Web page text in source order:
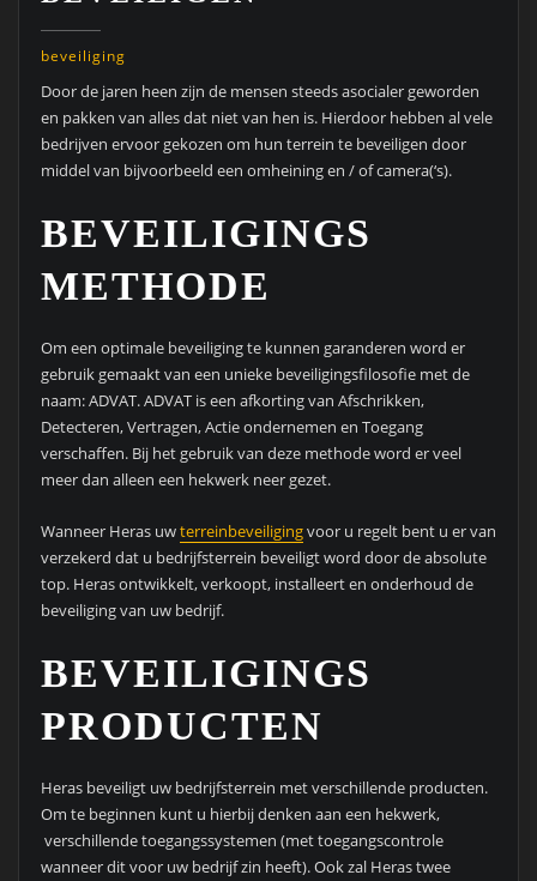
beveiliging
Door de jaren heen zijn de mensen steeds asocialer geworden
en pakken van alles dat niet van hen is. Hierdoor hebben al vele
bedrijven ervoor gekozen om hun terrein te beveiligen door
middel van bijvoorbeeld een omheining en / of camera(‘s).
BEVEILIGINGS
METHODE
Om een optimale beveiliging te kunnen garanderen word er
gebruik gemaakt van een unieke beveiligingsfilosofie met de
naam: ADVAT. ADVAT is een afkorting van Afschrikken,
Detecteren, Vertragen, Actie ondernemen en Toegang
verschaffen. Bij het gebruik van deze methode word er veel
meer dan alleen een hekwerk neer gezet.
Wanneer Heras uwterreinbeveiligingvoor u regelt bent u er van
verzekerd dat u bedrijfsterrein beveiligt word door de absolute
top. Heras ontwikkelt, verkoopt, installeert en onderhoud de
beveiliging van uw bedrijf.
BEVEILIGINGS
PRODUCTEN
Heras beveiligt uw bedrijfsterrein met verschillende producten.
Om te beginnen kunt u hierbij denken aan een hekwerk,
verschillende toegangssystemen (met toegangscontrole
wanneer dit voor uw bedrijf zin heeft). Ook zal Heras twee